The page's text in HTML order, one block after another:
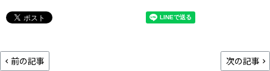
前の記事 次の記事